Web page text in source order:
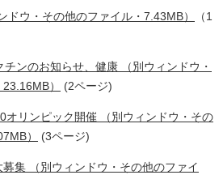
ドウ・その他のファイル・7.43MB）
（1
チンのお知らせ、健康 （別ウィンドウ・
）
(2ページ)
オリンピック開催 （別ウィンドウ・その
）
(3ページ)
集 （別ウィンドウ・その他のファイ